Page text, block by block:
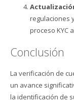
regulaciones
proceso KYC
Conclusión
La verificación de
un avance
la identificación de